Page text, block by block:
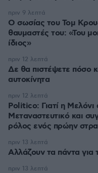
Ο σωσίας του Τομ
θαυμαστές του: «Του
ίδιος»
πριν 9 λεπτά
Δε θα πιστέψετε πόσο
αυτοκίνητα
πριν 12 λεπτά
Politico: Γιατί η Μελόνι
Μεταναστευτικό και
ρόλος ενός πρώην
πριν 12 λεπτά
Αλλάζουν τα πάντα για
πριν 13 λεπτά
πριν 13 λεπτά